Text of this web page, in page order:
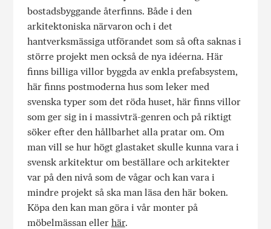
bostadsbyggande återfinns. Både i den
arkitektoniska närvaron och i det
hantverksmässiga utförandet som så ofta saknas i
större projekt men också de nya idéerna. Här
finns billiga villor byggda av enkla prefabsystem,
här finns postmoderna hus som leker med
svenska typer som det röda huset, här finns villor
som ger sig in i massivträ-genren och på riktigt
söker efter den hållbarhet alla pratar om. Om
man vill se hur högt glastaket skulle kunna vara i
svensk arkitektur om beställare och arkitekter
var på den nivå som de vågar och kan vara i
mindre projekt så ska man läsa den här boken.
Köpa den kan man göra i vår monter på
möbelmässan eller här.